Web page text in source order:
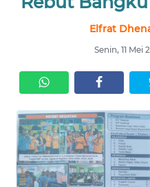
Elfrat
Senin, 11 Mei
SERBI
LABUAN
BAJO
OPINI